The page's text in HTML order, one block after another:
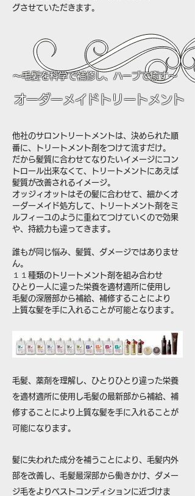
グさせていただきます。
～毛髪を科学で補修し、ハーブで癒す～
​オーダーメイドトリートメント
他社のサロントリートメントは、決められた順
番に、トリートメント剤をつけて流すだけ。
だから髪質に合わせてなりたいイメージにコン
トロール出来なくて、トリートメントにあえば
髪質が改善されるイメージ。
オッジィオットはその髪に合わせて、細かくオ
ーダーメイド処方して、トリートメント剤をミ
ルフィーユのように重ねてつけていくので効果
や、持続力も違ってきます。
誰もが同じ悩み、髪質、ダメージではありませ
ん。
１１種類のトリートメント剤を組み合わせ
ひとり一人に違った栄養を適材適所に使用し
毛髪の深層部から補給、補修することにより
上質な髪を手に入れることが可能となります。
毛髪、薬剤を理解し、ひとりひとり違った栄養
を適材適所に使用し毛髪の最新部から補給、補
修することにより上質な髪を手に入れることが
可能になります。
髪に失われた成分を補うことにより、毛髪内外
部を改善し、毛髪最深部から働きかけ、ダメー
ジ毛をよりベストコンディションに近づけま